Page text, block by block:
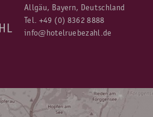
zur Standard-Rate an.
Allgäu, Bayern, Deutschland
Tel. +49 (0) 8362 8888
info@hotelruebezahl.de